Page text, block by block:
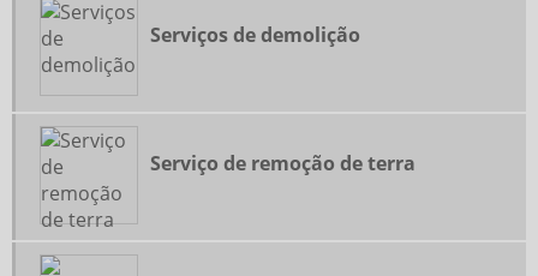
REMOÇÃO DE TERRA PREÇO
RETIRADA DE ENTULHO
SERVIÇO DE REMOÇÃO DE TERRA
SERVIÇOS DE DEMOLIÇÃO
TERRAPLENAGEM E LOCAÇÃO DE MÁQUINAS
Serviços de demolição
Serviço de remoção de terra